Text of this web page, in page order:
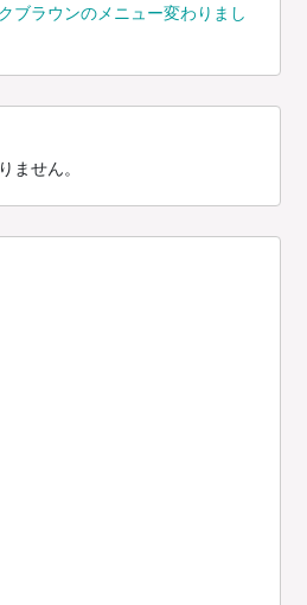
ブラウンのメニュー変わりまし
ません。